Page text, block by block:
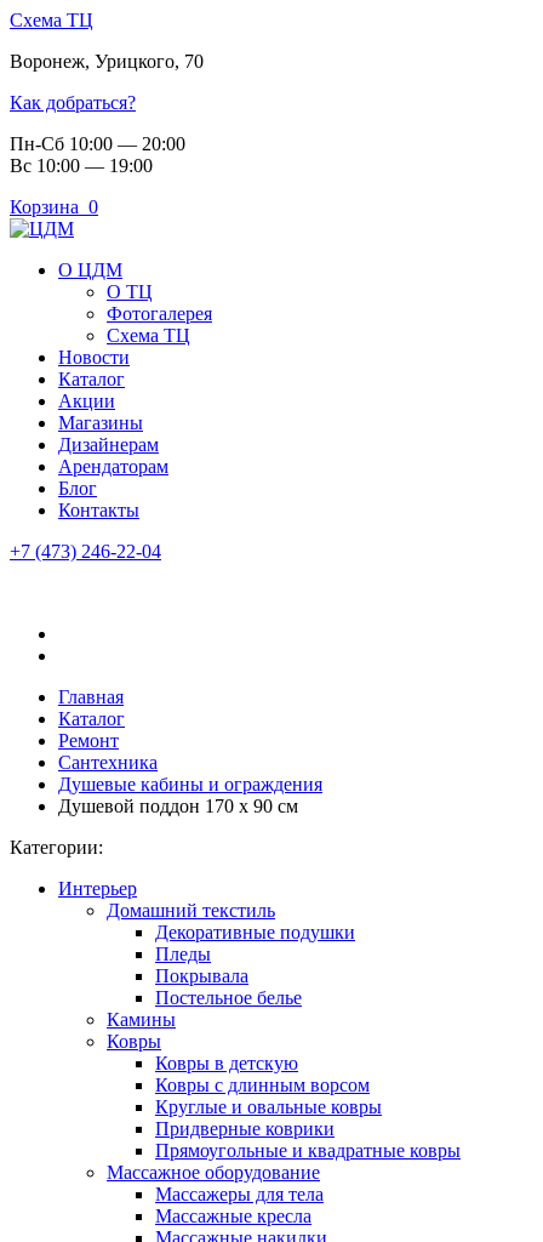
Схема ТЦ
Воронеж, Урицкого, 70
Как добраться?
Пн-Сб 10:00 — 20:00
Вс 10:00 — 19:00
Корзина 0
О ЦДМ
О ТЦ
Фотогалерея
Схема ТЦ
Новости
Каталог
Акции
Магазины
Дизайнерам
Арендаторам
Блог
Контакты
+7 (473) 246-22-04
Главная
Каталог
Ремонт
Сантехника
Душевые кабины и ограждения
Душевой поддон 170 x 90 см
Категории:
Интерьер
Домашний текстиль
Декоративные подушки
Пледы
Покрывала
Постельное белье
Камины
Ковры
Ковры в детскую
Ковры с длинным ворсом
Круглые и овальные ковры
Придверные коврики
Прямоугольные и квадратные ковры
Массажное оборудование
Массажеры для тела
Массажные кресла
Массажные накидки